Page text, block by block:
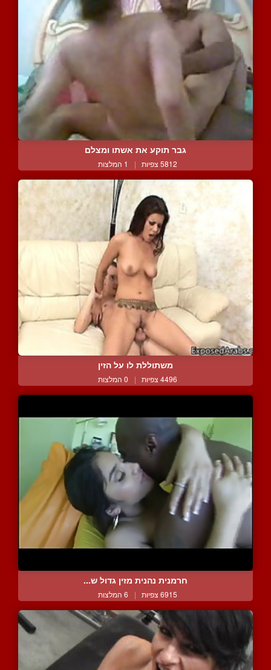
גבר תוקע את אשתו ומצלם
5812 צפיות | 1 המלצות
משתוללת לו על הזין
4496 צפיות | 0 המלצות
חרמנית נהנית מזין גדול ש...
6915 צפיות | 6 המלצות